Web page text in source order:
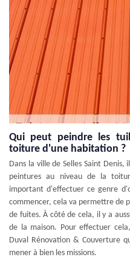
Qui peut peindre les
toiture d'une habitation ?
Dans la ville de Selles Saint
peintures au niveau de la
important d'effectuer ce genre
commencer, cela va permettre de
de fuites. À côté de cela, il y a
de la maison. Pour effectuer
Duval Rénovation & Couverture
mener à bien les missions.